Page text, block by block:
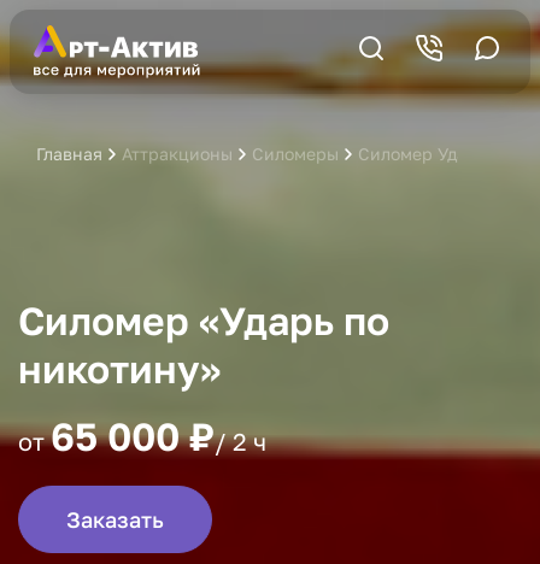
Главная Аттракционы Силомеры Силомер Ударь по
Силомер «Ударь по
никотину»
от65 000 ₽/ 2 ч
Заказать